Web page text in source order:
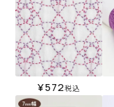
¥572税込